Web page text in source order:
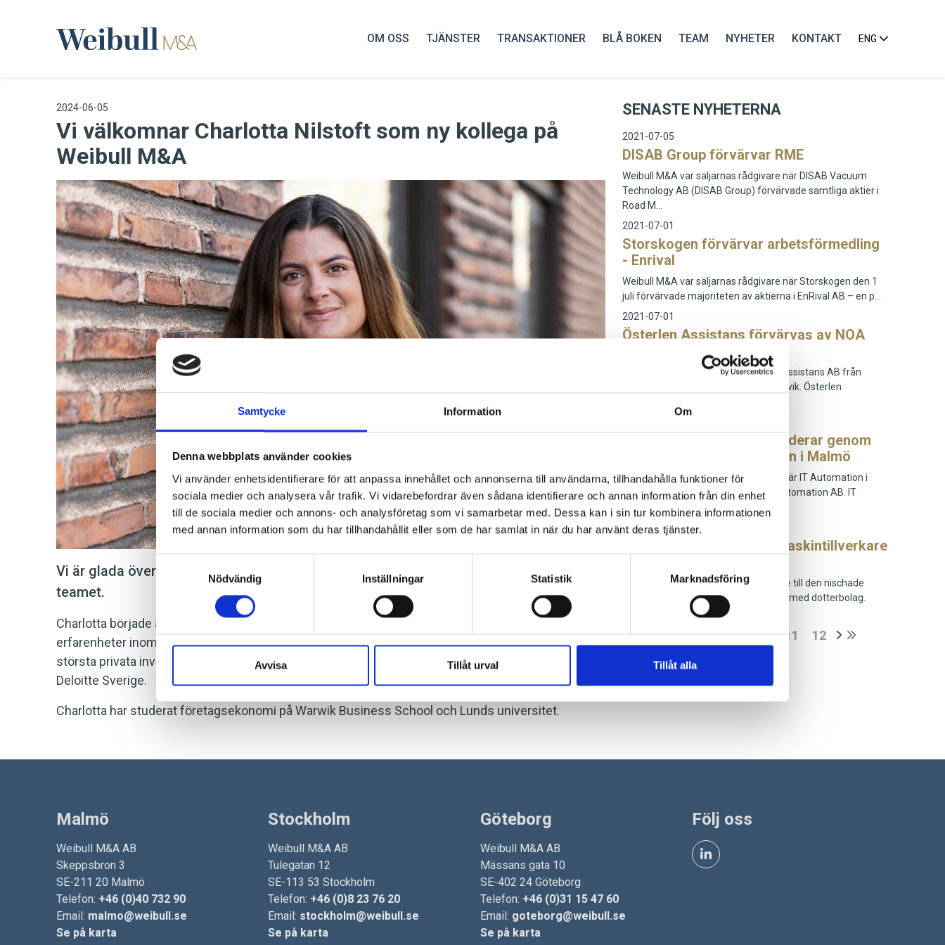
Samtycke Information Om
Denna webbplats använder cookies
Vi använder enhetsidentifierare för att anpassa innehållet och annonserna till användarna, tillhandahålla funktioner för
sociala medier och analysera vår trafik. Vi vidarebefordrar även sådana identifierare och annan information från din enhet
till de sociala medier och annons- och analysföretag som vi samarbetar med. Dessa kan i sin tur kombinera informationen
med annan information som du har tillhandahållit eller som de har samlat in när du har använt deras tjänster.
Nödvändig
Inställningar Statistik Marknadsföring
Avvisa Tillåt urval Tillåt alla
OM OSS TJÄNSTER TRANSAKTIONER BLÅ BOKEN TEAM NYHETER KONTAKT ENG
2024-06-05
Vi välkomnar Charlotta Nilstoft som ny kollega på
Weibull M&A
Vi är glada över att välkomna Charlotta Nilstoft som ansluter som ny analytiker till
teamet.
Charlotta började arbeta som analytiker på Weibull M&A i juni 2024. Charlotta har tidigare
erfarenheter inom bygg- och fastighetsbranschen där hon har arbetat i Perth på ett av Australiens
största privata investeringsbolag. Innan dess arbetade Charlotta i knappt fem år med revision på
Deloitte Sverige.
Charlotta har studerat företagsekonomi på Warwik Business School och Lunds universitet.
SENASTE NYHETERNA
2021-07-05
DISAB Group förvärvar RME
Weibull M&A var säljarnas rådgivare när DISAB Vacuum
Technology AB (DISAB Group) förvärvade samtliga aktier i
Road M…
2021-07-01
Storskogen förvärvar arbetsförmedling
- Enrival
Weibull M&A var säljarnas rådgivare när Storskogen den 1
juli förvärvade majoriteten av aktierna i EnRival AB – en p…
2021-07-01
Österlen Assistans förvärvas av NOA
Personlig Assistans
Den 1 juli förvärvade NOA Personlig Assistans AB från
Sölvesborg Österlen Assistans AB i Kivik. Österlen
Midroc Automation expanderar genom
förvärvet av IT Automation i Malmö
Weibull M&A var säljarnas rådgivare när IT Automation i
Sverige AB förvärvades av Midroc Automation AB. IT
Automatio…
2021-04-01
INIVI förvärvar ledande maskintillverkare
Den 1 april 2021 blev INIVI AB ny ägare till den nischade
maskintillverkaren IMH Machinery AB med dotterbolag.
5 6 7 8 9 10 11 12
Malmö
Weibull M&A AB
Skeppsbron 3
SE-211 20 Malmö
Telefon: +46 (0)40 732 90
Email: malmo@weibull.se
Se på karta
Stockholm
Weibull M&A AB
Tulegatan 12
SE-113 53 Stockholm
Telefon: +46 (0)8 23 76 20
Email: stockholm@weibull.se
Se på karta
Göteborg
Weibull M&A AB
Mässans gata 10
SE-402 24 Göteborg
Telefon: +46 (0)31 15 47 60
Email: goteborg@weibull.se
Se på karta
Följ oss